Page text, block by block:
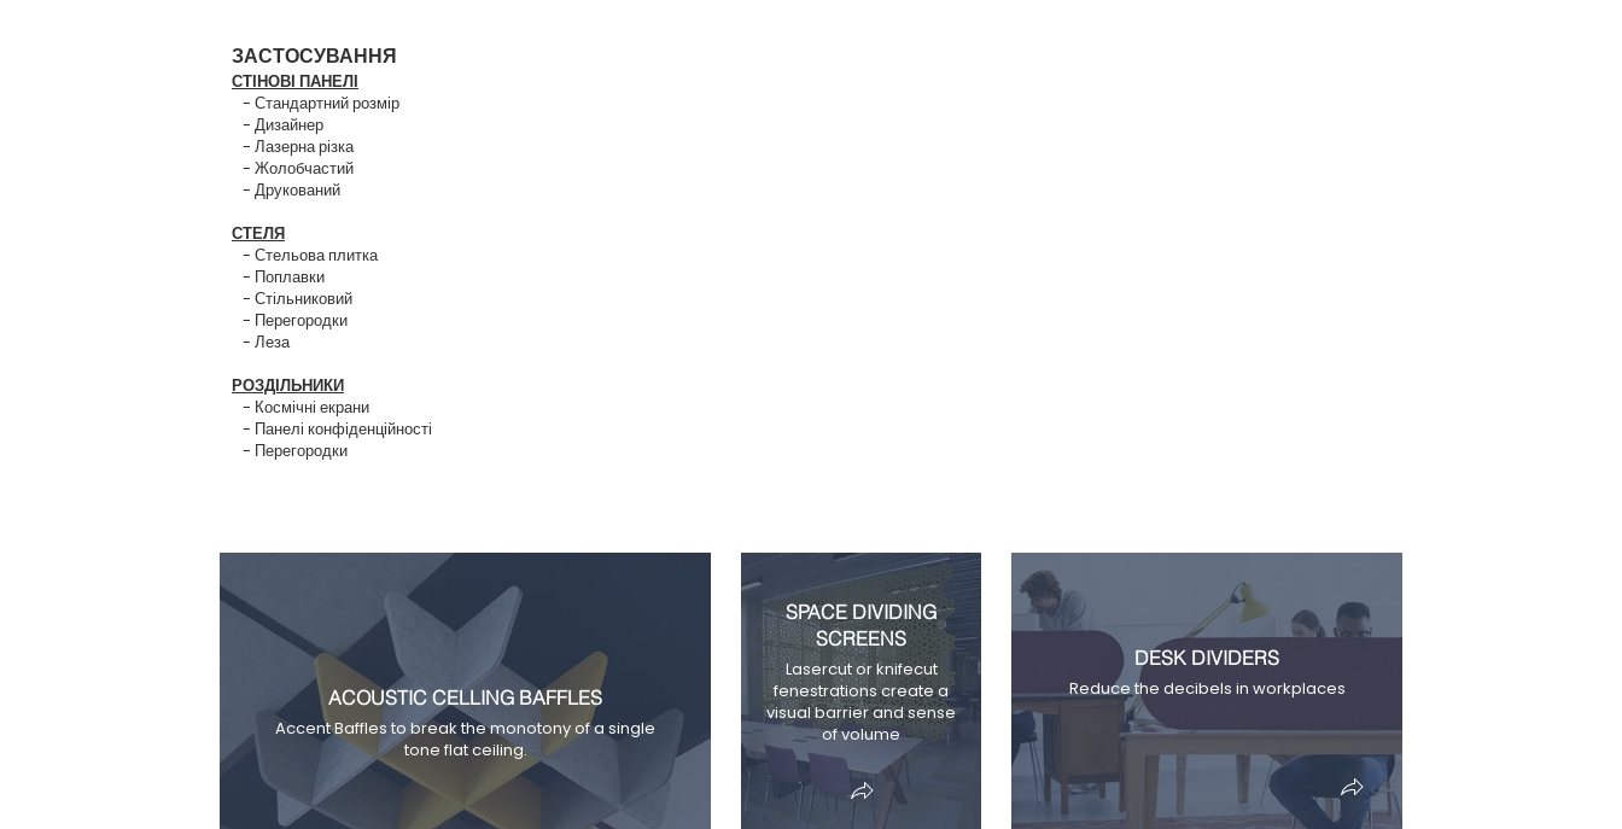
ЗАСТОСУВАННЯ
СТІНОВІ ПАНЕЛІ
- Стандартний розмір
- Дизайнер
- Лазерна різка
- Жолобчастий
- Друкований
СТЕЛЯ
- Стельова плитка
- Поплавки
- Стільниковий
- Перегородки
- Леза
РОЗДІЛЬНИКИ
- Космічні екрани
- Панелі конфіденційності
- Перегородки
ACOUSTIC CELLING BAFFLES
Accent Baffles to break the monotony of a single
tone flat ceiling.
SPACE DIVIDING
SCREENS
Lasercut or knifecut
fenestrations create a
visual barrier and sense
of volume
DESK DIVIDERS
Reduce the decibels in workplaces